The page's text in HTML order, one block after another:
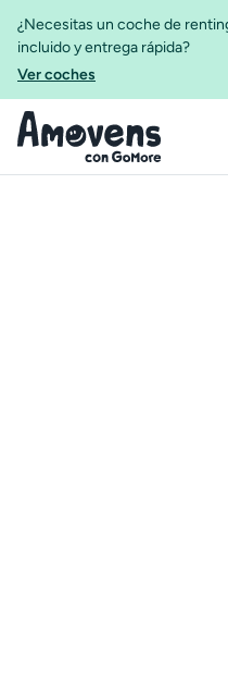
¿Necesitas un coche de
incluido y entrega rápida?
Ver coches